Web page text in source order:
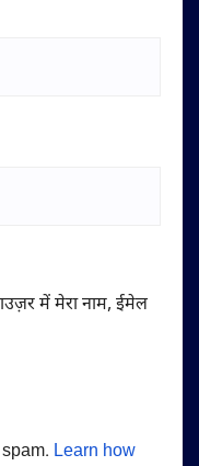
में मेरा नाम, ईमेल
Learn how